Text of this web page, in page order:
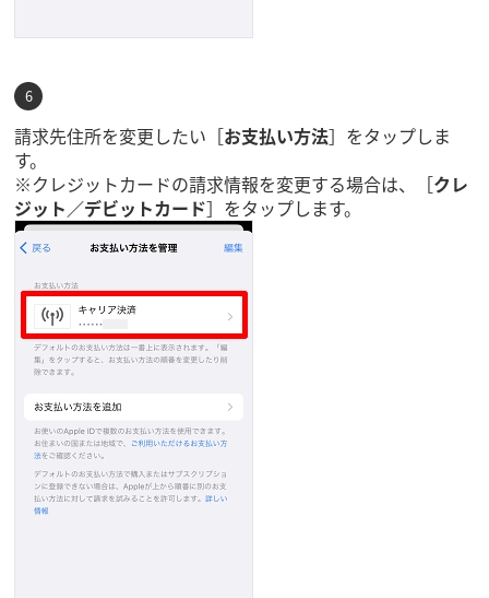
請求先住所を変更したい［お支払い方法］をタップしま
す。
※クレジットカードの請求情報を変更する場合は、［クレ
ジット／デビットカード］をタップします。